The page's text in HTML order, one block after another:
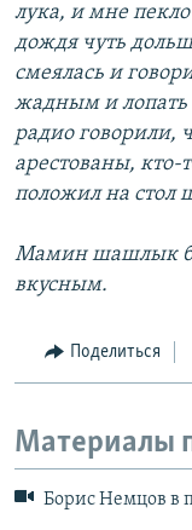
лука, и мне
дождя чуть
смеялась и
жадным и лопать
радио говорили,
арестованы, кто-
положил на стол
Мамин шашлык
вкусным.
Поделиться
Материалы
Борис Немцов в